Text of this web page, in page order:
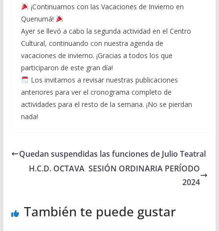
¡Continuamos con las Vacaciones de Invierno en
Quenumá!
Ayer se llevó a cabo la segunda actividad en el Centro
Cultural, continuando con nuestra agenda de
vacaciones de invierno. ¡Gracias a todos los que
participaron de este gran día!
Los invitamos a revisar nuestras publicaciones
anteriores para ver el cronograma completo de
actividades para el resto de la semana. ¡No se pierdan
nada!
Quedan suspendidas las funciones de Julio Teatral
H.C.D. OCTAVA SESIÓN ORDINARIA PERÍODO
2024
También te puede gustar